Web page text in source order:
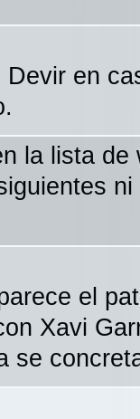
en
la lista
el
Xavi
se